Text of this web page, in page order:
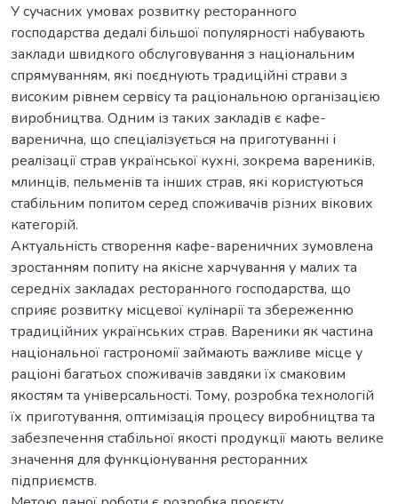
У сучасних умовах розвитку ресторанного
господарства дедалі більшої популярності набувають
заклади швидкого обслуговування з національним
спрямуванням, які поєднують традиційні страви з
високим рівнем сервісу та раціональною організацією
виробництва. Одним із таких закладів є кафе-
варенична, що спеціалізується на приготуванні і
реалізації страв української кухні, зокрема вареників,
млинців, пельменів та інших страв, які користуються
стабільним попитом серед споживачів різних вікових
категорій.
Актуальність створення кафе-вареничних зумовлена
зростанням попиту на якісне харчування у малих та
середніх закладах ресторанного господарства, що
сприяє розвитку місцевої кулінарії та збереженню
традиційних українських страв. Вареники як частина
національної гастрономії займають важливе місце у
раціоні багатьох споживачів завдяки їх смаковим
якостям та універсальності. Тому, розробка технологій
їх приготування, оптимізація процесу виробництва та
забезпечення стабільної якості продукції мають велике
значення для функціонування ресторанних
підприємств.